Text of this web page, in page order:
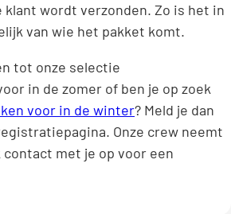
wordt verzonden. Zo is het in
van wie het pakket komt.
tot onze selectie
in de zomer of ben je op zoek
voor in de winter? Meld je dan
Onze crew neemt
contact met je op voor een